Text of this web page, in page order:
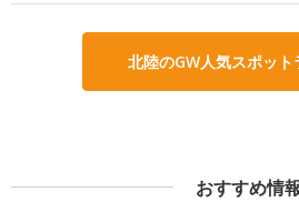
北陸のGW人気スポット
おすすめ情